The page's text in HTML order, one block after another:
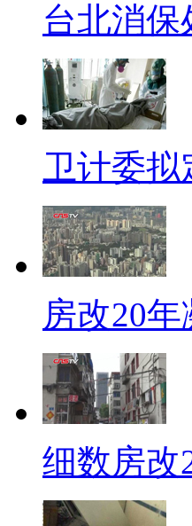
的顾云昌，
房出现的问
会影响。
【口播】内
开始的，在
荣也提到了
【解说】邹
租以后，如
难。以补贴
的家庭经济
社会福利效
这个福利，公
成住户交通
也给出了自己
台北消保
卫计委
房改20
细数房改